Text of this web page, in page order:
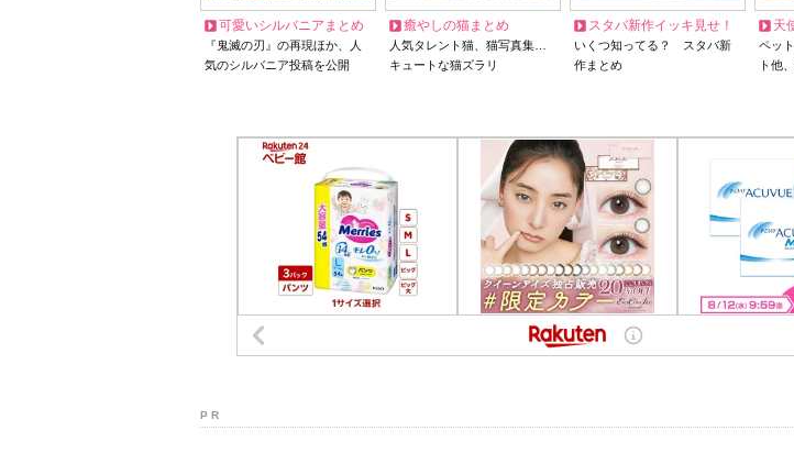
可愛いシルバニアまとめ
『鬼滅の刃』の再現ほか、人
気のシルバニア投稿を公開
癒やしの猫まとめ
人気タレント猫、猫写真集…
キュートな猫ズラリ
スタバ新作イッキ見せ！
いくつ知ってる？ スタバ新
作まとめ
天
ペッ
ト他
P R